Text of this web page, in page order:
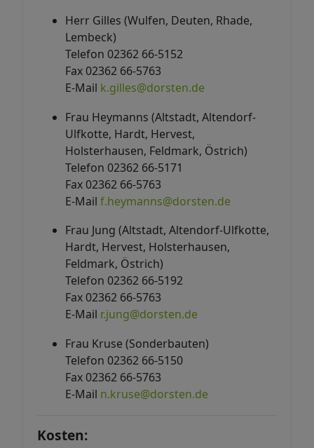
Herr Gilles (Wulfen, Deuten, Rhade,
Lembeck)
Telefon 02362 66-5152
Fax 02362 66-5763
E-Mail k.gilles@dorsten.de
Frau Heymanns (Altstadt, Altendorf-
Ulfkotte, Hardt, Hervest,
Holsterhausen, Feldmark, Östrich)
Telefon 02362 66-5171
Fax 02362 66-5763
E-Mail f.heymanns@dorsten.de
Frau Jung (Altstadt, Altendorf-Ulfkotte,
Hardt, Hervest, Holsterhausen,
Feldmark, Östrich)
Telefon 02362 66-5192
Fax 02362 66-5763
E-Mail r.jung@dorsten.de
Frau Kruse (Sonderbauten)
Telefon 02362 66-5150
Fax 02362 66-5763
E-Mail n.kruse@dorsten.de
Kosten: